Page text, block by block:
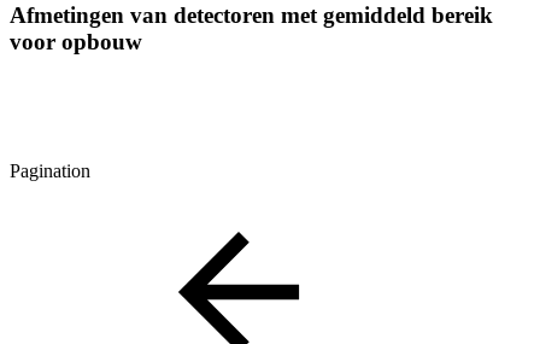
Afmetingen van detectoren met gemiddeld bereik
voor opbouw
Pagination